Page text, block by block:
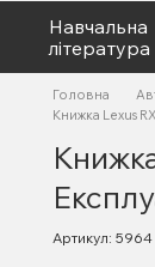
Навчальна
література
Головна
Книжка Lexus
Артикул: 5964